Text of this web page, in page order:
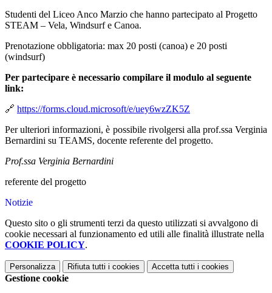
Studenti del Liceo Anco Marzio che hanno partecipato al Progetto
STEAM – Vela, Windsurf e Canoa.
Prenotazione obbligatoria: max 20 posti (canoa) e 20 posti
(windsurf)
Per partecipare è necessario compilare il modulo al seguente
link:
🔗 https://forms.cloud.microsoft/e/uey6wzZK5Z
Per ulteriori informazioni, è possibile rivolgersi alla prof.ssa Verginia
Bernardini su TEAMS, docente referente del progetto.
Prof.ssa Verginia Bernardini
referente del progetto
Notizie
Questo sito o gli strumenti terzi da questo utilizzati si avvalgono di
cookie necessari al funzionamento ed utili alle finalità illustrate nella
COOKIE POLICY.
Personalizza Rifiuta tutti i cookies Accetta tutti i cookies
Gestione cookie